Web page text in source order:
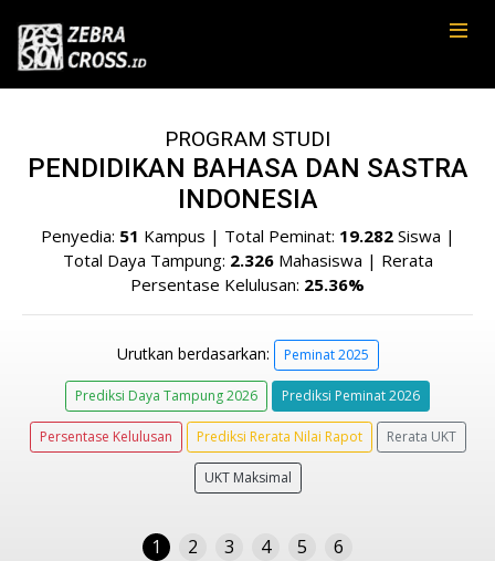
PROGRAM STUDI
PENDIDIKAN BAHASA DAN SASTRA
INDONESIA
Penyedia: 51 Kampus | Total Peminat: 19.282Siswa |
Total Daya Tampung: 2.326Mahasiswa | Rerata
Persentase Kelulusan: 25.36%
Urutkan berdasarkan: Peminat 2025
Prediksi Daya Tampung 2026 Prediksi Peminat 2026
Persentase Kelulusan Prediksi Rerata Nilai Rapot Rerata UKT
UKT Maksimal
1 2 3 4 5 6